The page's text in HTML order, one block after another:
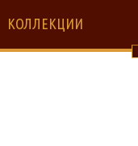
КОЛЛЕКЦИИ